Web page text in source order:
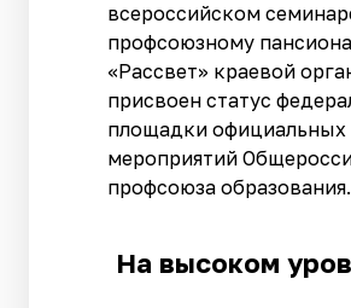
всероссийском
профсоюзному
«Рассвет» краевой
присвоен статус
площадки официальных
мероприятий
профсоюза образования.
На высоком